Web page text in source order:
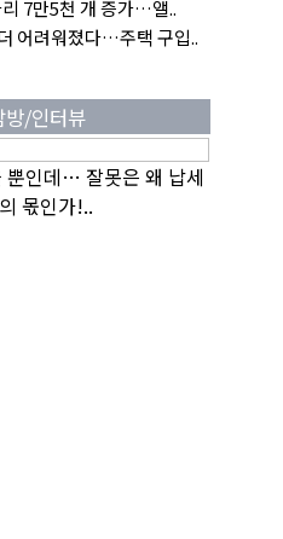
7만5천 개 증가…앨..
어려워졌다…주택 구입..
방/인터뷰
뿐인데… 잘못은 왜 납세
몫인가!..